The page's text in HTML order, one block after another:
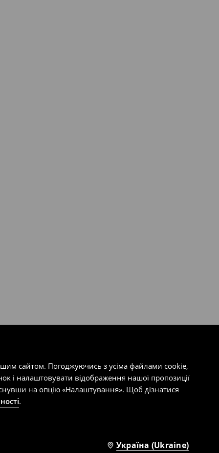
сайтом. Погоджуючись з усіма файлами cookie,
і налаштовувати відображення нашої пропозиції
на опцію «Налаштування». Щоб дізнатися
.
Україна (Ukraine)